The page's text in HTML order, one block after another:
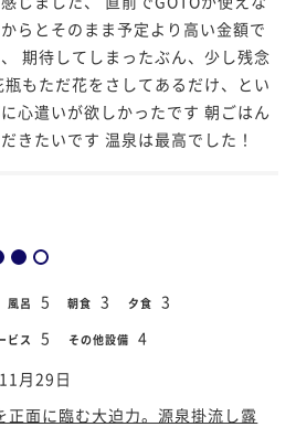
らとそのまま予定より高い金額で
期待してしまったぶん、少し残念
もただ花をさしてあるだけ、とい
心遣いが欲しかったです 朝ごはん
きたいです 温泉は最高でした！
風呂 5 朝食 3 夕食 3
ビス 5 その他設備 4
月29日
正面に臨む大迫力。源泉掛流し露